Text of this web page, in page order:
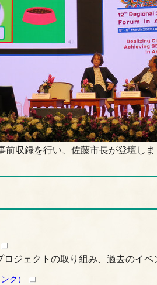
前収録を行い、佐藤市長が登壇しま
ジェクトの取り組み、過去のイベ
ク）